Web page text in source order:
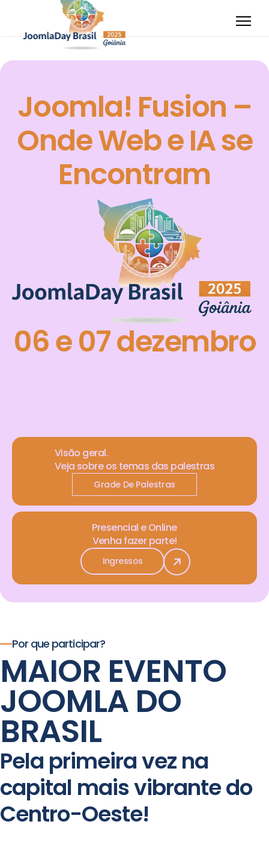
JOOMLA
Joomla! Fusion –
Onde Web e IA se
Encontram
06 e 07 dezembro
Visão geral.
Veja sobre os temas das palestras
Grade De Palestras
Presencial e Online
Venha fazer parte!
Ingressos
Por que participar?
MAIOR EVENTO
JOOMLA DO
BRASIL
Pela primeira vez na
capital mais vibrante do
Centro-Oeste!